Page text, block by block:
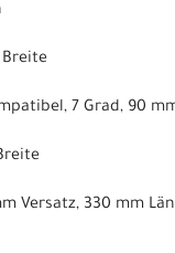
Breite
7 Grad, 90
Versatz, 330 mm